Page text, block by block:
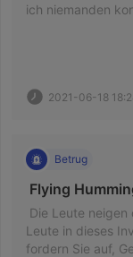
2021-06-18
Betrug
Die Leute
Leute in dieses
fordern Sie auf,